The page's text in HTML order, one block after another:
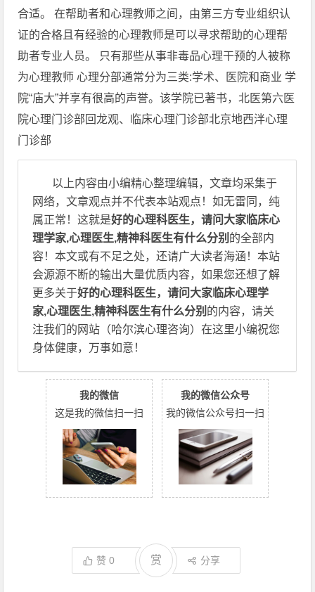
合适。 在帮助者和心理教师之间，由第三方专业组织认
证的合格且有经验的心理教师是可以寻求帮助的心理帮
助者专业人员。 只有那些从事非毒品心理干预的人被称
为心理教师 心理分部通常分为三类:学术、医院和商业 学
院“庙大”并享有很高的声誉。该学院已著书，北医第六医
院心理门诊部回龙观、临床心理门诊部北京地西泮心理
门诊部
以上内容由小编精心整理编辑，文章均采集于
网络，文章观点并不代表本站观点！如无雷同，纯
属正常！这就是好的心理科医生，请问大家临床心
理学家,心理医生,精神科医生有什么分别 的全部内
容！本文或有不足之处，还请广大读者海涵！本站
会源源不断的输出大量优质内容，如果您还想了解
更多关于好的心理科医生，请问大家临床心理学
家,心理医生,精神科医生有什么分别 的内容，请关
注我们的网站（哈尔滨心理咨询）在这里小编祝您
身体健康，万事如意！
我的微信
这是我的微信扫一扫
我的微信公众号
我的微信公众号扫一扫
赞0 赏 分享